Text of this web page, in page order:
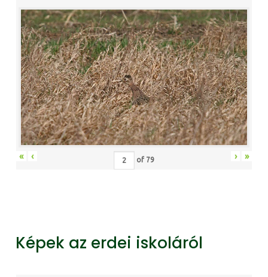
« ‹ of 79 › »
Képek az erdei iskoláról